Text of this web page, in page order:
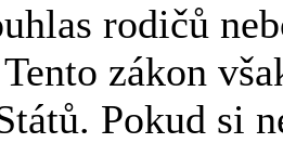
rodičů
zákon
Pokud si